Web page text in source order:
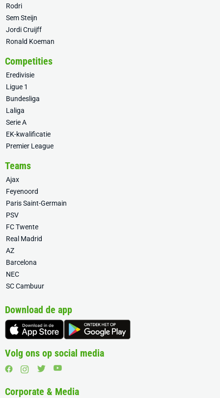
Rodri
Sem Steijn
Jordi Cruijff
Ronald Koeman
Competities
Eredivisie
Ligue 1
Bundesliga
Laliga
Serie A
EK-kwalificatie
Premier League
Teams
Ajax
Feyenoord
Paris Saint-Germain
PSV
FC Twente
Real Madrid
AZ
Barcelona
NEC
SC Cambuur
Download de app
Volg ons op social media
Corporate & Media